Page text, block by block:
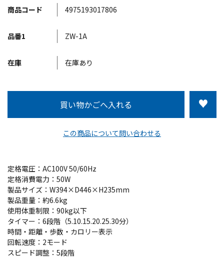
商品コード 4975193017806
品番1 ZW-1A
在庫 在庫あり
この商品について問い合わせる
定格電圧：AC100V 50/60Hz
定格消費電力：50W
製品サイズ：W394×D446×H235mm
製品重量：約6.6kg
使用体重制限：90kg以下
タイマー：6段階（5.10.15.20.25.30分）
時間・距離・歩数・カロリー表示
回転速度：2モード
スピード調整：5段階